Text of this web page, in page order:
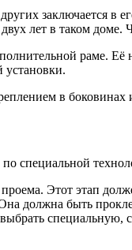
заключается
лет в таком
раме. Её
установки.
в
специальной
Этот этап
должна быть
специальную,